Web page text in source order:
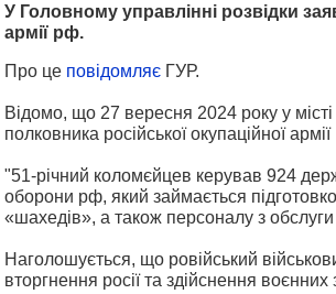
У Головному управлінні розвідки
армії рф.
Про це повідомляє ГУР.
Відомо, що 27 вересня 2024 року у
полковника російської окупаційної армії
"51-річний коломєйцев керував 924
оборони рф, який займається
«шахедів», а також персоналу з
Наголошується, що ровійський
вторгнення росії та здійснення воєнних